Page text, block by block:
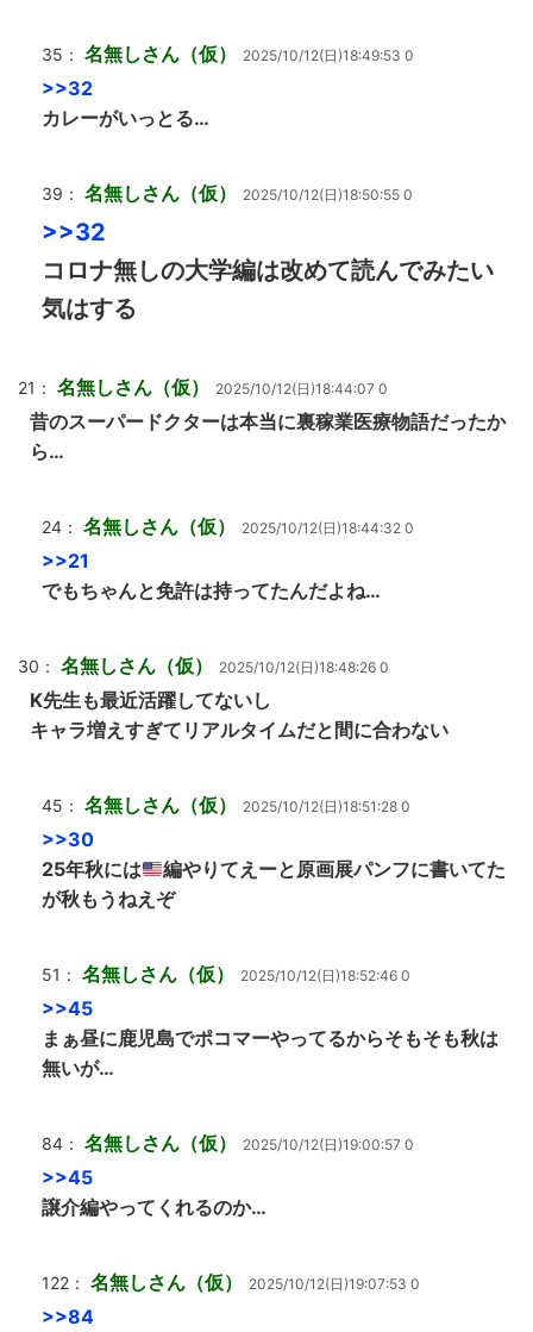
35： 名無しさん（仮） 2025/10/12(日)18:49:53 0
>>32
カレーがいっとる…
39： 名無しさん（仮） 2025/10/12(日)18:50:55 0
>>32
コロナ無しの大学編は改めて読んでみたい
気はする
21： 名無しさん（仮） 2025/10/12(日)18:44:07 0
昔のスーパードクターは本当に裏稼業医療物語だったか
ら…
24： 名無しさん（仮） 2025/10/12(日)18:44:32 0
>>21
でもちゃんと免許は持ってたんだよね…
30： 名無しさん（仮） 2025/10/12(日)18:48:26 0
K先生も最近活躍してないし
キャラ増えすぎてリアルタイムだと間に合わない
45： 名無しさん（仮） 2025/10/12(日)18:51:28 0
>>30
25年秋には
編やりてえーと原画展パンフに書いてた
が秋もうねえぞ
51： 名無しさん（仮） 2025/10/12(日)18:52:46 0
>>45
まぁ昼に鹿児島でポコマーやってるからそもそも秋は
無いが…
84： 名無しさん（仮） 2025/10/12(日)19:00:57 0
>>45
譲介編やってくれるのか…
122： 名無しさん（仮） 2025/10/12(日)19:07:53 0
>>84